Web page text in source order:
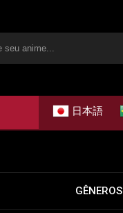
日本語
GÊNEROS